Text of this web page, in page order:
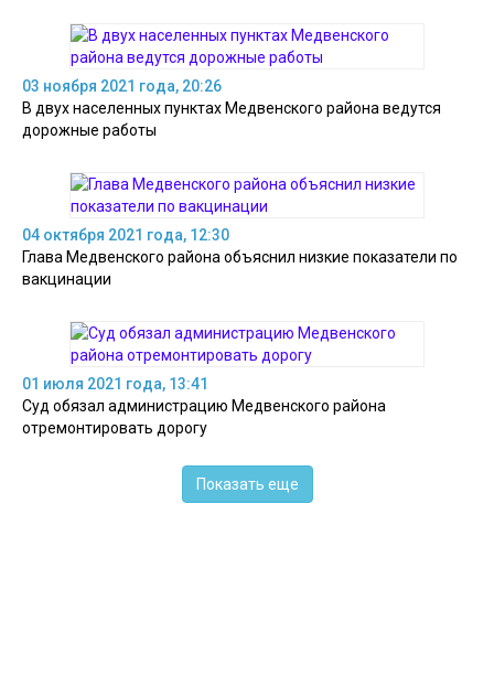
03 ноября 2021 года, 20:26
В двух населенных пунктах Медвенского района ведутся
дорожные работы
04 октября 2021 года, 12:30
Глава Медвенского района объяснил низкие показатели по
вакцинации
01 июля 2021 года, 13:41
Суд обязал администрацию Медвенского района
отремонтировать дорогу
Показать еще